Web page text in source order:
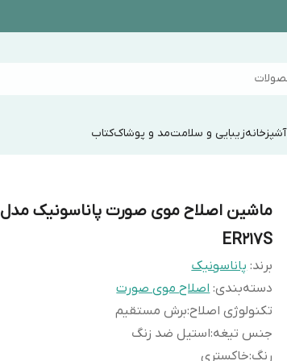
زیبایی و سلامتمد و پوشاککتاب
ماشین اصلاح موی صورت پاناسونیک مدل
ER217S
برند: پاناسونیک
دسته‌بندی:اصلاح موی صورت
تکنولوژی اصلاح:برش مستقیم
جنس تیغه:استیل ضد زنگ
رنگ:خاکستری